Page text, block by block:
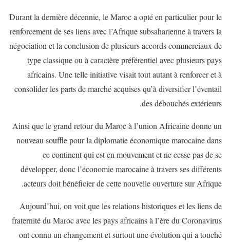
Durant la dernière décennie, le Maroc a opté en particulier pour le
renforcement de ses liens avec l’Afrique subsaharienne à travers la
négociation et la conclusion de plusieurs accords commerciaux de
type classique ou à caractère préférentiel avec plusieurs pays
africains. Une telle initiative visait tout autant à renforcer et à
consolider les parts de marché acquises qu’à diversifier l’éventail
des débouchés extérieurs.
Ainsi que le grand retour du Maroc à l’union Africaine donne un
nouveau souffle pour la diplomatie économique marocaine dans
ce continent qui est en mouvement et ne cesse pas de se
développer, donc l’économie marocaine à travers ses différents
acteurs doit bénéficier de cette nouvelle ouverture sur Afrique.
Aujourd’hui, on voit que les relations historiques et les liens de
fraternité du Maroc avec les pays africains à l’ère du Coronavirus
ont connu un changement et surtout une évolution qui a touché